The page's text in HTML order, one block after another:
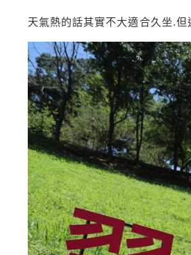
天氣熱的話其實不大適合久坐.